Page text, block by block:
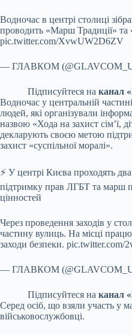
Водночас в центрі столиці
проводить «Марш Традиції»
pic.twitter.com/XvwUW2D6ZV
— ГЛАВКОМ
Підписуйтеся на канал
Водночас у центральній частині
людей, які організували
назвою «Хода на захист сім’ї,
декларують своєю метою
захист «суспільної моралі».
⚡️ У центрі Києва проходять
підтримку прав ЛГБТ та марш
цінностей
Через проведення заходів у
частину вулиць. На місці
заходи безпеки. pic.twitter.com/
— ГЛАВКОМ
Підписуйтеся на канал
Серед осіб, що взяли участь у
військовослужбовці.